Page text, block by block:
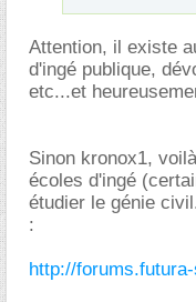
Attention, il existe
d'ingé publique,
etc...et
Sinon kronox1,
écoles d'ingé
étudier le génie
:
http://